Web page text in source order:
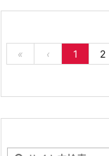
« ‹ 1 2